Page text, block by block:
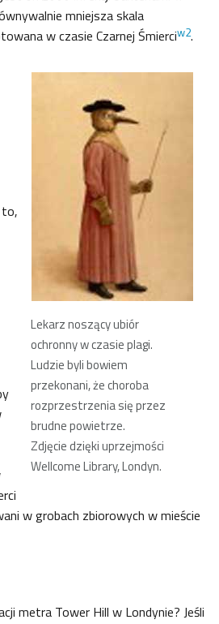
mniejsza skala
w czasie Czarnej Śmierciw2.
Lekarz noszący ubiór
ochronny w czasie plagi.
Ludzie byli bowiem
przekonani, że choroba
rozprzestrzenia się przez
brudne powietrze.
Zdjęcie dzięki uprzejmości
Wellcome Library, Londyn.
w grobach zbiorowych w mieście
metra Tower Hill w Londynie? Jeśli